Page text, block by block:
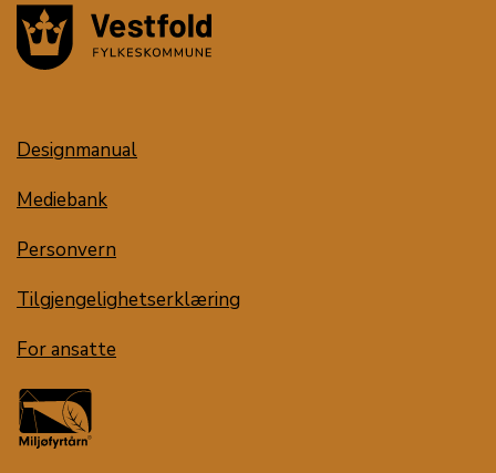
Designmanual
Mediebank
Personvern
Tilgjengelighetserklæring
For ansatte